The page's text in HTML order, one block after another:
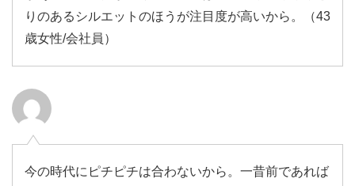
りのあるシルエットのほうが注目度が高いから。（43
歳女性/会社員）
今の時代にピチピチは合わないから。一昔前であれば